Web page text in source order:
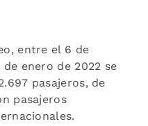
entre el 6 de
de enero de 2022 se
pasajeros, de
pasajeros